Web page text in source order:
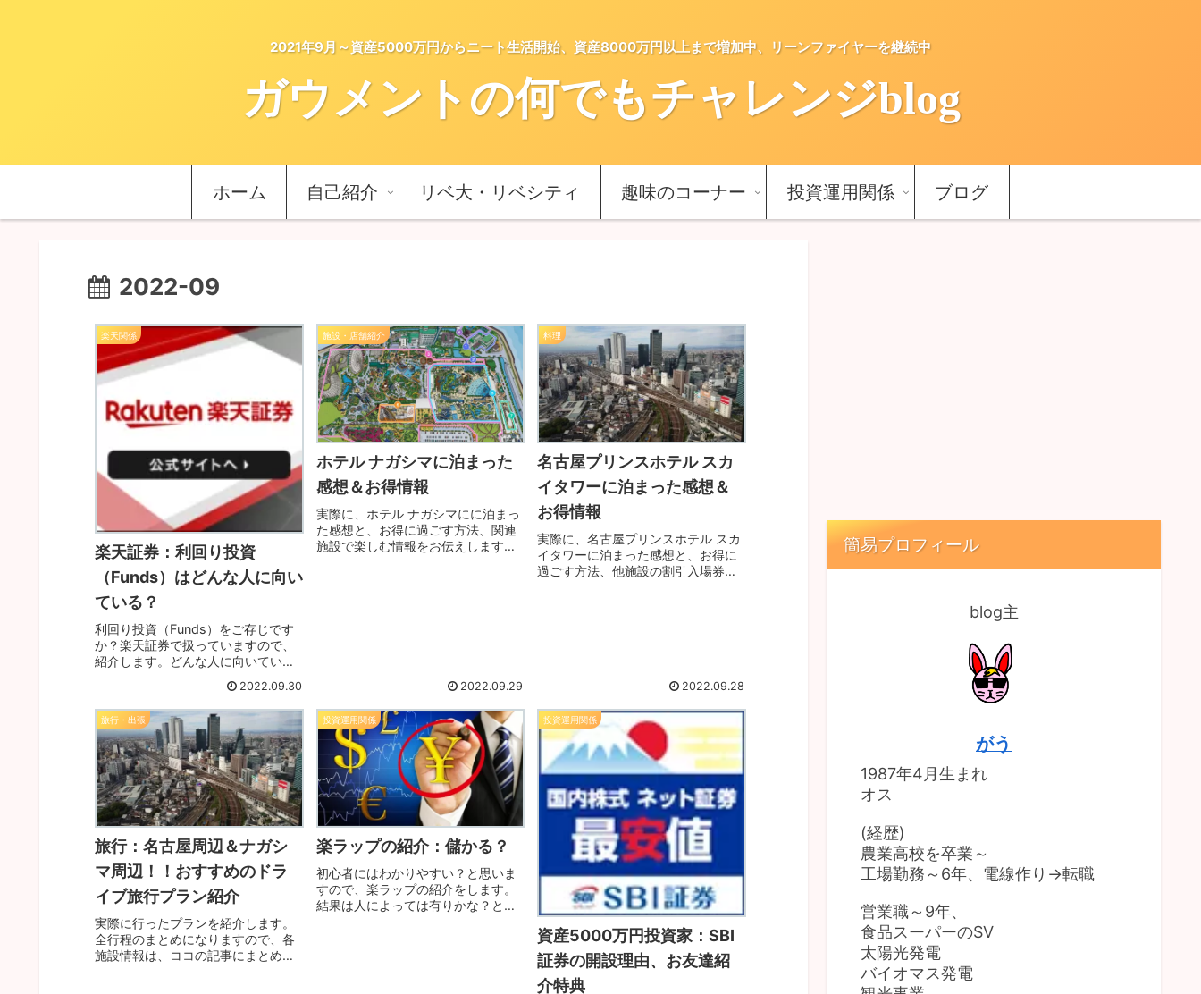
2021年9月～資産5000万円からニート生活開始、資産8000万円以上まで増加中、リーンファイヤーを継続中
ガウメントの何でもチャレンジblog
ホーム 自己紹介 リベ大・リベシティ 趣味のコーナー 投資運用関係 ブログ
2022-09
楽天関係
楽天証券：利回り投資
（Funds）はどんな人に向い
ている？
利回り投資（Funds）をご存じです
か？楽天証券で扱っていますので、
紹介します。どんな人に向いている
します。リスク許容度にあった投資
をグットラック！！
2022.09.30
施設・店舗紹介
ホテル ナガシマに泊まった
感想＆お得情報
実際に、ホテル ナガシマにに泊まっ
た感想と、お得に過ごす方法、関連
施設で楽しむ情報をお伝えします。
2022.09.29
料理
名古屋プリンスホテル スカ
イタワーに泊まった感想＆
お得情報
実際に、名古屋プリンスホテル スカ
イタワーに泊まった感想と、お得に
過ごす方法、他施設の割引入場券の
2022.09.28
旅行・出張
旅行：名古屋周辺＆ナガシ
マ周辺！！おすすめのドラ
イブ旅行プラン紹介
実際に行ったプランを紹介します。
全行程のまとめになりますので、各
施設情報は、ココの記事にまとめて
投資運用関係
楽ラップの紹介：儲かる？
初心者にはわかりやすい？と思いま
すので、楽ラップの紹介をします。
結果は人によっては有りかな？と、
投資運用関係
資産5000万円投資家：SBI
証券の開設理由、お友達紹
介特典
簡易プロフィール
blog主
がう
1987年4月生まれ
オス
(経歴)
農業高校を卒業～
工場勤務～6年、電線作り→転職
営業職～9年、
食品スーパーのSV
太陽光発電
バイオマス発電